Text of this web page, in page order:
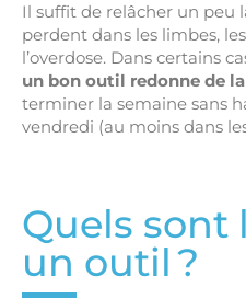
Il suffit de relâcher un peu
perdent dans les limbes,
l’overdose. Dans certains
un bon outil redonne de
terminer la semaine sans
vendredi (au moins dans
Quels sont
un outil ?